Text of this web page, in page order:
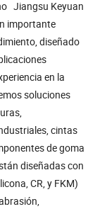
Jiangsu Keyuan
importante
diseñado
en la
soluciones
cintas
de goma
diseñadas con
CR, y FKM)